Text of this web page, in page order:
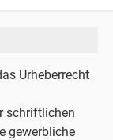
Urheberrecht
schriftlichen
gewerbliche